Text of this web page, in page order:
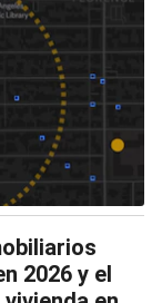
2026 y el